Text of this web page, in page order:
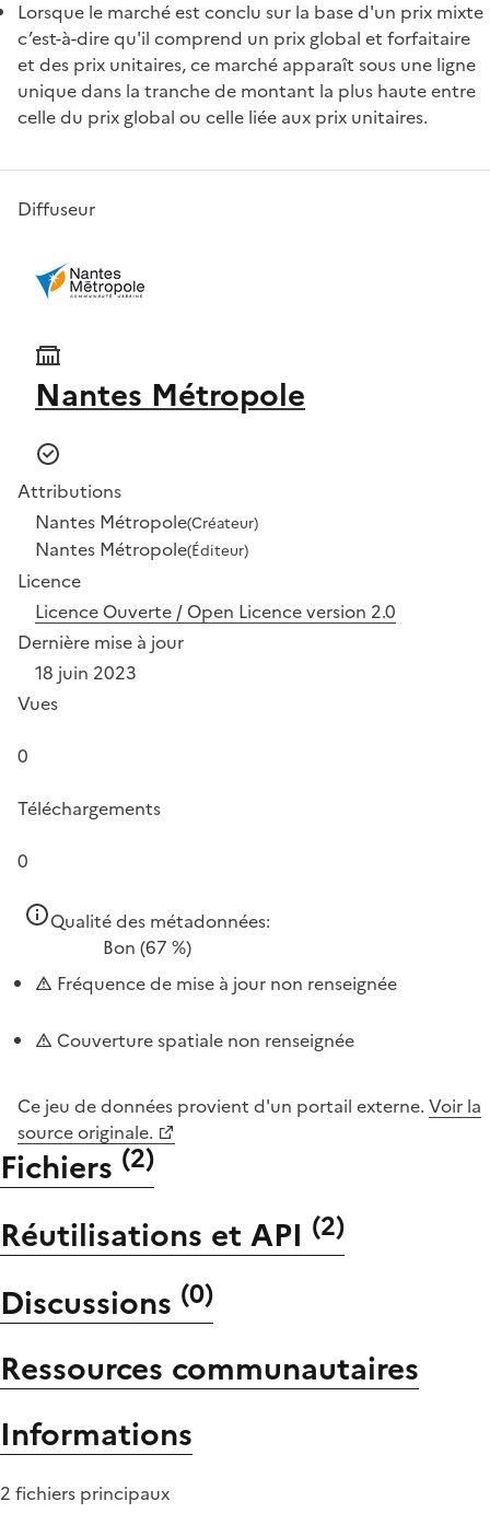
Lorsque le marché est conclu sur la base d'un prix mixte
c’est-à-dire qu'il comprend un prix global et forfaitaire
et des prix unitaires, ce marché apparaît sous une ligne
unique dans la tranche de montant la plus haute entre
celle du prix global ou celle liée aux prix unitaires.
Diffuseur
Nantes Métropole
Attributions
Nantes Métropole(Créateur)
Nantes Métropole(Éditeur)
Licence
Licence Ouverte / Open Licence version 2.0
Dernière mise à jour
18 juin 2023
Vues
0
Téléchargements
0
Qualité des métadonnées:
Bon (67 %)
Fréquence de mise à jour non renseignée
Couverture spatiale non renseignée
Ce jeu de données provient d'un portail externe. Voir la
source originale.
Fichiers (2)
Réutilisations et API (2)
Discussions (0)
Ressources communautaires
Informations
2 fichiers principaux